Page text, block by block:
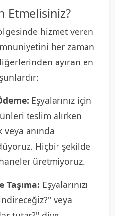
Etmelisiniz?
hizmet veren
her zaman
ayıran en
Eşyalarınız için
teslim alırken
veya anında
Hiçbir şekilde
üretmiyoruz.
Taşıma: Eşyalarınızı
veya